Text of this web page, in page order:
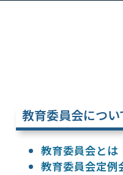
教育委員会につい
教育委員会とは
教育委員会定例